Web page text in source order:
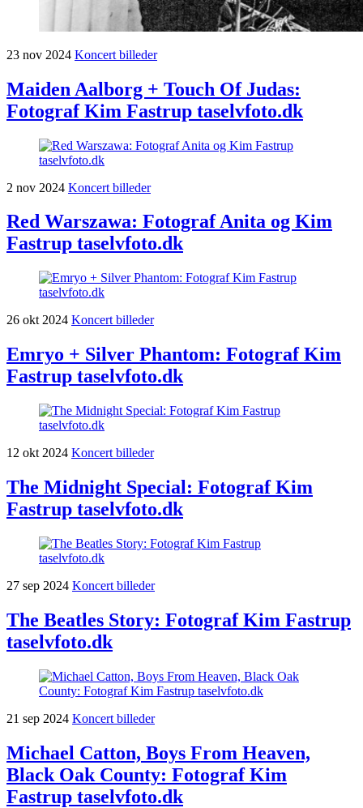
23 nov 2024 Koncert billeder
Maiden Aalborg + Touch Of Judas:
Fotograf Kim Fastrup taselvfoto.dk
2 nov 2024 Koncert billeder
Red Warszawa: Fotograf Anita og Kim
Fastrup taselvfoto.dk
26 okt 2024 Koncert billeder
Emryo + Silver Phantom: Fotograf Kim
Fastrup taselvfoto.dk
12 okt 2024 Koncert billeder
The Midnight Special: Fotograf Kim
Fastrup taselvfoto.dk
27 sep 2024 Koncert billeder
The Beatles Story: Fotograf Kim Fastrup
taselvfoto.dk
21 sep 2024 Koncert billeder
Michael Catton, Boys From Heaven,
Black Oak County: Fotograf Kim
Fastrup taselvfoto.dk